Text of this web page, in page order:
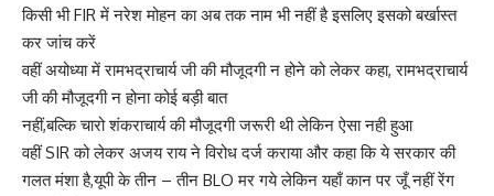
किसी भी FIR में नरेश मोहन का अब तक नाम भी नहीं है इसलिए इसको बर्खास्त
कर जांच करें
वहीं अयोध्या में रामभद्राचार्य जी की मौजूदगी न होने को लेकर कहा, रामभद्राचार्य
जी की मौजूदगी न होना कोई बड़ी बात
नहीं,बल्कि चारो शंकराचार्य की मौजूदगी जरूरी थी लेकिन ऐसा नही हुआ
वहीं SIR को लेकर अजय राय ने विरोध दर्ज कराया और कहा कि ये सरकार की
गलत मंशा है,यूपी के तीन – तीन BLO मर गये लेकिन यहाँ कान पर जूँ नहीं रेंग